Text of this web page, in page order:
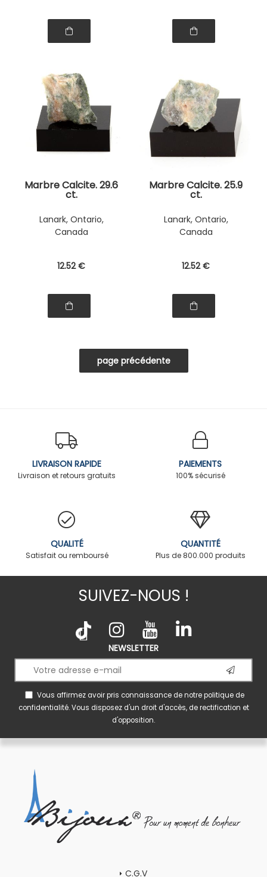
Marbre Calcite. 29.6
ct.
Lanark, Ontario,
Canada
12.52 €
Marbre Calcite. 25.9
ct.
Lanark, Ontario,
Canada
12.52 €
LIVRAISON RAPIDE
Livraison et retours gratuits
PAIEMENTS
100% sécurisé
QUALITÉ
Satisfait ou remboursé
QUANTITÉ
Plus de 800.000 produits
SUIVEZ-NOUS !
NEWSLETTER
Vous affirmez avoir pris connaissance de notrepolitique de
confidentialité. Vous disposez d'un droit d'accès, de rectification et
d'opposition.
C.G.V